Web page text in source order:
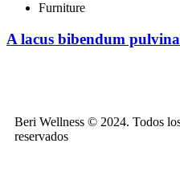
Furniture
A lacus bibendum
Beri Wellness © 2024. Todos
reservados